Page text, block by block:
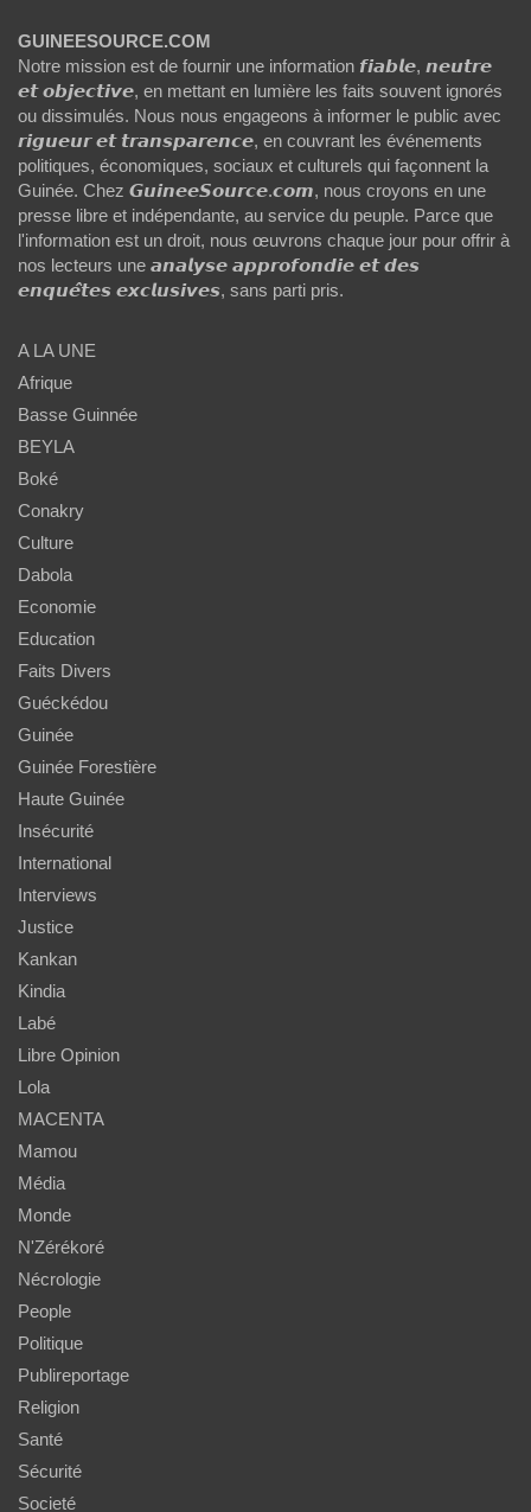
GUINEESOURCE.COM
Notre mission est de fournir une information 𝙛𝙞𝙖𝙗𝙡𝙚, 𝙣𝙚𝙪𝙩𝙧𝙚
𝙚𝙩 𝙤𝙗𝙟𝙚𝙘𝙩𝙞𝙫𝙚, en mettant en lumière les faits souvent ignorés
ou dissimulés. Nous nous engageons à informer le public avec
𝙧𝙞𝙜𝙪𝙚𝙪𝙧 𝙚𝙩 𝙩𝙧𝙖𝙣𝙨𝙥𝙖𝙧𝙚𝙣𝙘𝙚, en couvrant les événements
politiques, économiques, sociaux et culturels qui façonnent la
Guinée. Chez 𝙂𝙪𝙞𝙣𝙚𝙚𝙎𝙤𝙪𝙧𝙘𝙚.𝙘𝙤𝙢, nous croyons en une
presse libre et indépendante, au service du peuple. Parce que
l'information est un droit, nous œuvrons chaque jour pour offrir à
nos lecteurs une 𝙖𝙣𝙖𝙡𝙮𝙨𝙚 𝙖𝙥𝙥𝙧𝙤𝙛𝙤𝙣𝙙𝙞𝙚 𝙚𝙩 𝙙𝙚𝙨
𝙚𝙣𝙦𝙪𝙚̂𝙩𝙚𝙨 𝙚𝙭𝙘𝙡𝙪𝙨𝙞𝙫𝙚𝙨, sans parti pris.
A LA UNE
Afrique
Basse Guinnée
BEYLA
Boké
Conakry
Culture
Dabola
Economie
Education
Faits Divers
Guéckédou
Guinée
Guinée Forestière
Haute Guinée
Insécurité
International
Interviews
Justice
Kankan
Kindia
Labé
Libre Opinion
Lola
MACENTA
Mamou
Média
Monde
N'Zérékoré
Nécrologie
People
Politique
Publireportage
Religion
Santé
Sécurité
Societé